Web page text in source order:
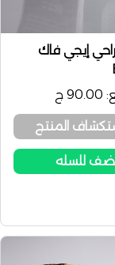
إيجي فاك
90.00 ج
المنتج
للسله